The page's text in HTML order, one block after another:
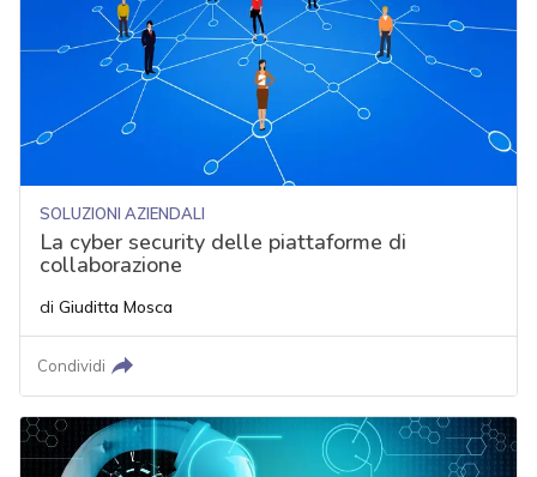
SOLUZIONI AZIENDALI
La cyber security delle piattaforme di
collaborazione
di Giuditta Mosca
Condividi